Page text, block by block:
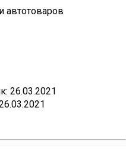
автотоваров
26.03.2021